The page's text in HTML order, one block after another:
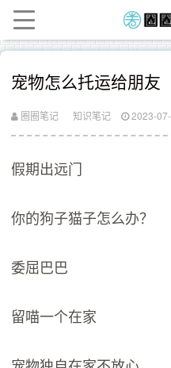
宠物怎么托运给朋友
圈圈笔记 知识笔记 2023-
假期出远门
你的狗子猫子怎么办？
委屈巴巴
留喵一个在家